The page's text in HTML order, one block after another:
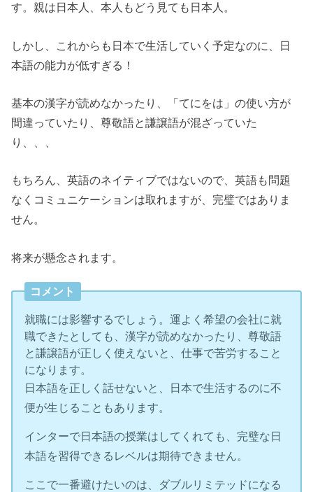
す。親は日本人、本人もどう見ても日本人。
しかし、これからも日本で生活していく予定なのに、日
本語の能力が低すぎる！
基本の漢字が読めなかったり、「てにをは」の使い方が
間違っていたり、尊敬語と謙譲語が混ざっていた
り、、、
もちろん、英語のネイティブではないので、英語も問題
なくコミュニケーションは取れますが、完璧ではありま
せん。
将来が懸念されます。
コメント
就職には影響するでしょう。運よく希望の会社に就
職できたとしても、漢字が読めなかったり、尊敬語
と謙譲語が正しく使えないと、仕事で苦労すること
になります。
日本語を正しく話せないと、日本で生活するのに不
便が生じることもあります。
インターで日本語の授業はしてくれても、完璧な日
本語を習得できるレベルは期待できません。
ここで一番避けたいのは、ダブルリミテッドになる